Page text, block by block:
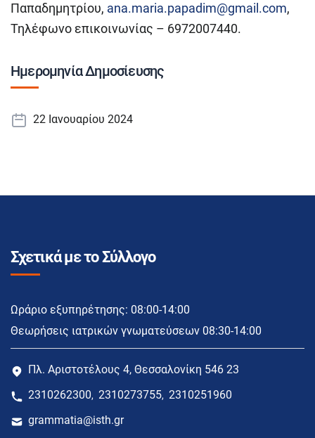
Παπαδημητρίου, ana.maria.papadim@gmail.com,
Τηλέφωνο επικοινωνίας – 6972007440.
Ημερομηνία Δημοσίευσης
22 Ιανουαρίου 2024
Σχετικά με το Σύλλογο
Ωράριο εξυπηρέτησης: 08:00-14:00
Θεωρήσεις ιατρικών γνωματεύσεων 08:30-14:00
Πλ. Αριστοτέλους 4, Θεσσαλονίκη 546 23
2310262300, 2310273755, 2310251960
grammatia@isth.gr